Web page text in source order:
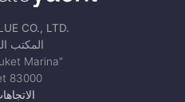
CO., LTD.
المكتب
Marina”
83000